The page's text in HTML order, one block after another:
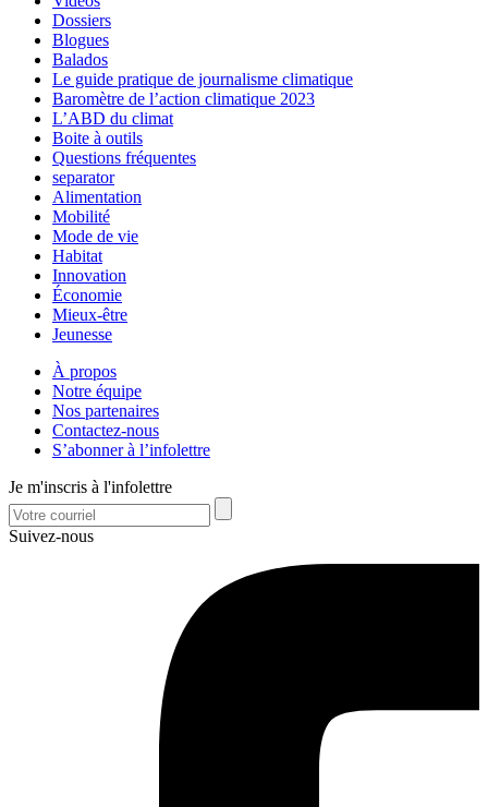
Dossiers
Blogues
Balados
Le guide pratique de journalisme climatique
Baromètre de l’action climatique 2023
L’ABD du climat
Boite à outils
Questions fréquentes
separator
Alimentation
Mobilité
Mode de vie
Habitat
Innovation
Économie
Mieux-être
Jeunesse
À propos
Notre équipe
Nos partenaires
Contactez-nous
S’abonner à l’infolettre
Je m'inscris à l'infolettre
Suivez-nous